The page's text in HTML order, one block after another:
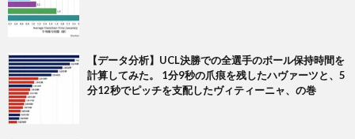
【データ分析】UCL決勝での全選手のボール保持時間を
計算してみた。 1分9秒の爪痕を残したハヴァーツと、5
分12秒でピッチを支配したヴィティーニャ、の巻